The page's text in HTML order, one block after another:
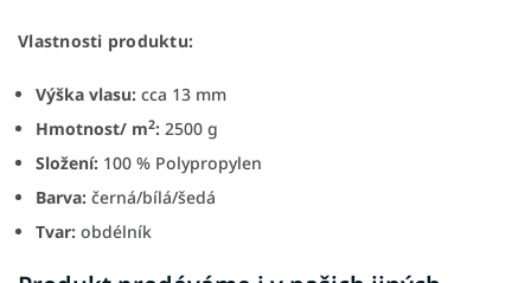
Vlastnosti produktu:
Výška vlasu: cca 13 mm
Hmotnost/ m2: 2500 g
Složení: 100 % Polypropylen
Barva: černá/bílá/šedá
Tvar: obdélník